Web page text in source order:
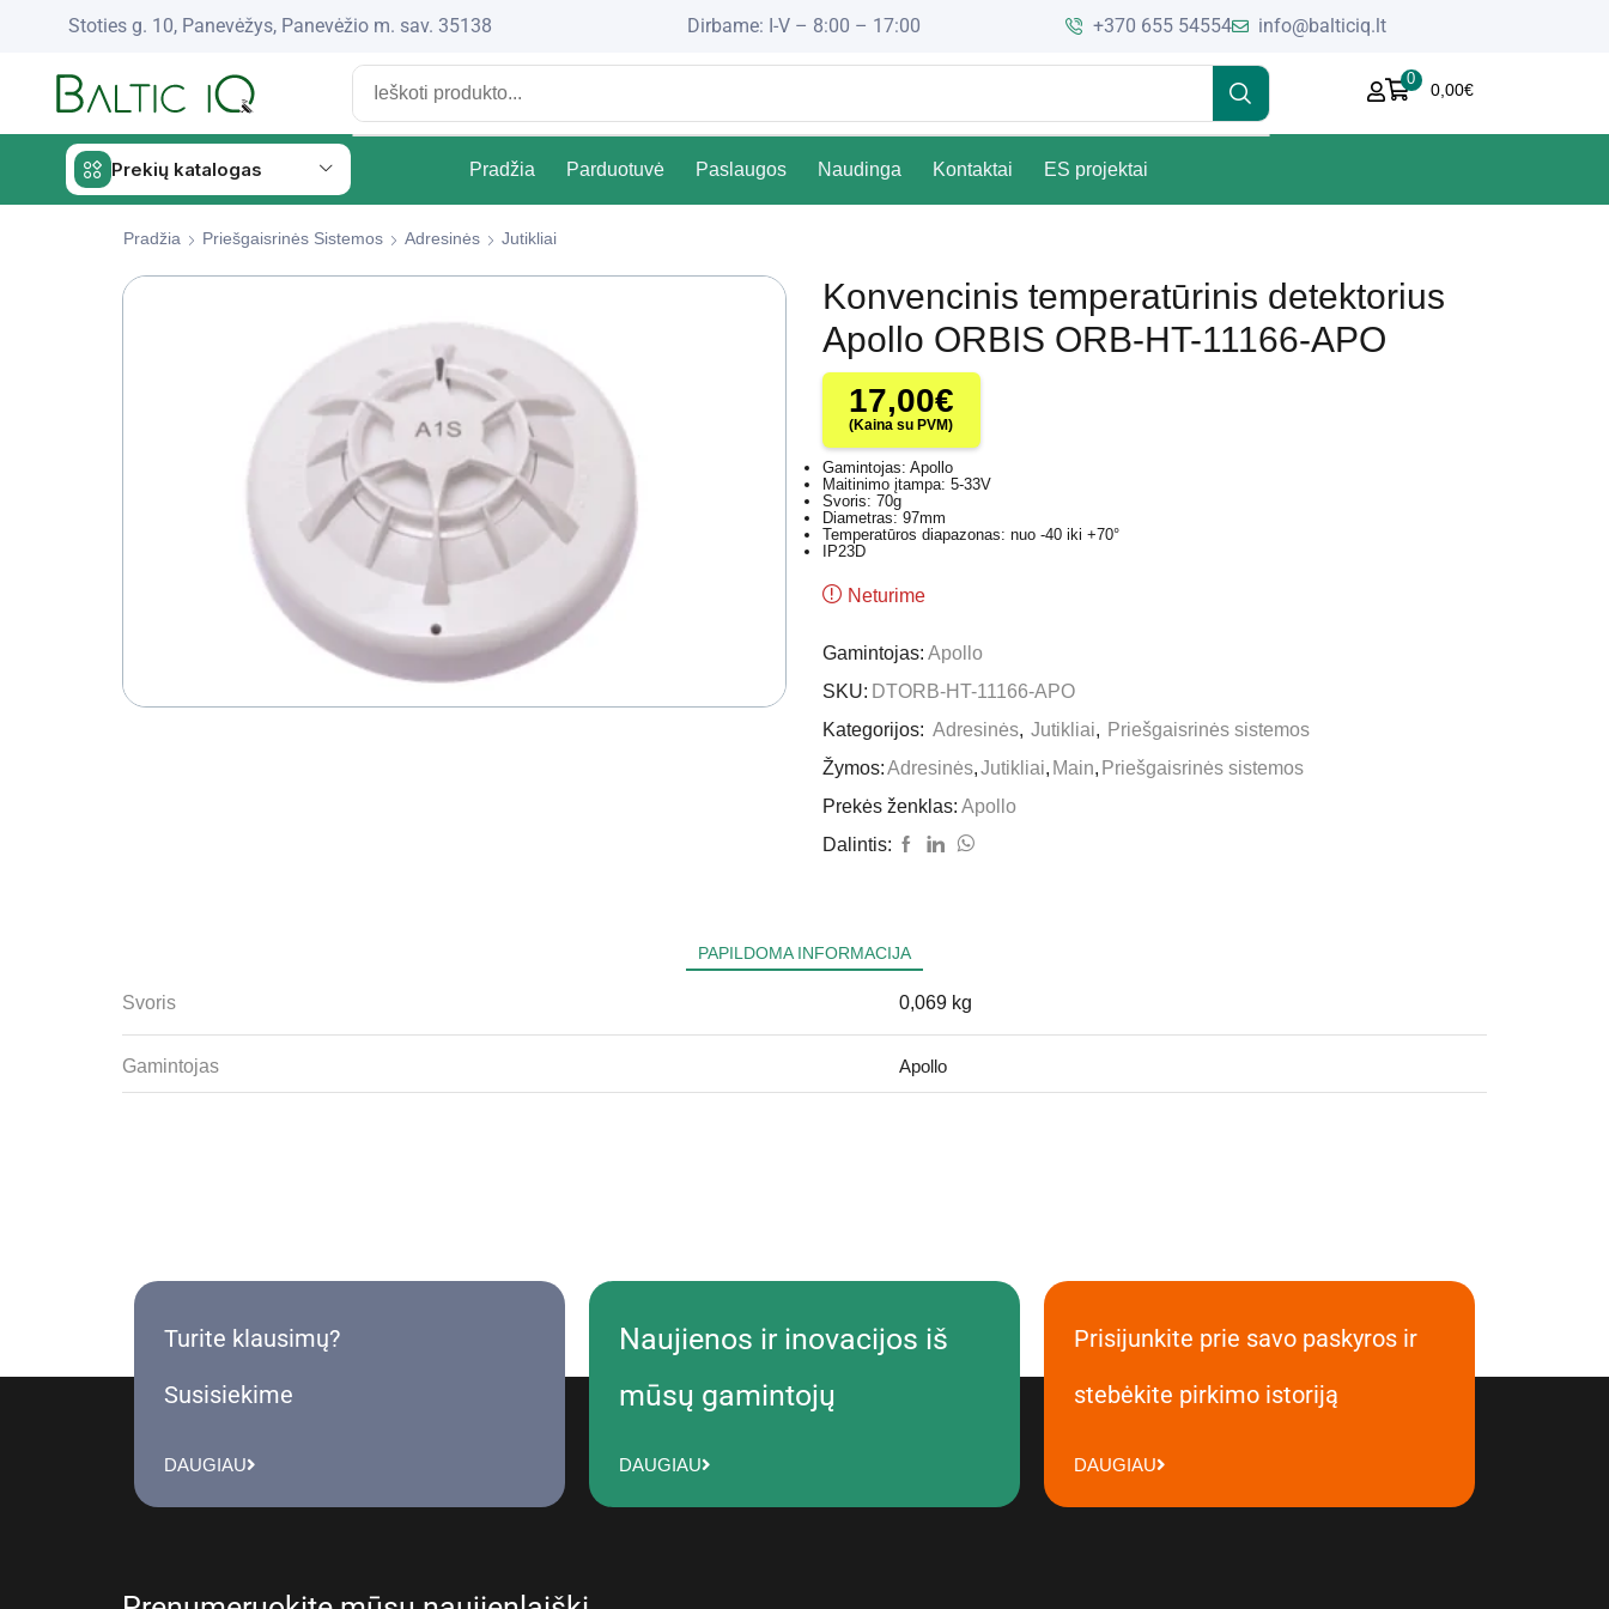
Stoties g. 10, Panevėžys, Panevėžio m. sav. 35138 Dirbame: I-V – 8:00 – 17:00 +370 655 54554 info@balticiq.lt
0
0,00€
Prekių katalogas Pradžia Parduotuvė Paslaugos Naudinga Kontaktai ES projektai
Pradžia Priešgaisrinės Sistemos Adresinės Jutikliai
Konvencinis temperatūrinis detektorius
Apollo ORBIS ORB-HT-11166-APO
17,00€
(Kaina su PVM)
Gamintojas: Apollo
Maitinimo įtampa: 5-33V
Svoris: 70g
Diametras: 97mm
Temperatūros diapazonas: nuo -40 iki +70°
IP23D
Neturime
Gamintojas: Apollo
SKU: DTORB-HT-11166-APO
Kategorijos: Adresinės, Jutikliai, Priešgaisrinės sistemos
Žymos:Adresinės,Jutikliai, Main, Priešgaisrinės sistemos
Prekės ženklas: Apollo
Dalintis:
PAPILDOMA INFORMACIJA
Svoris 0,069 kg
Gamintojas Apollo
Turite klausimų?
Susisiekime
DAUGIAU
Naujienos ir inovacijos iš
mūsų gamintojų
DAUGIAU
Prisijunkite prie savo paskyros ir
stebėkite pirkimo istoriją
DAUGIAU